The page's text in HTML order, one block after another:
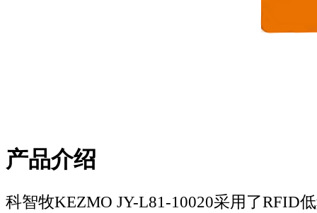
产品介绍
科智牧KEZMO JY-L81-10020采用了RFID